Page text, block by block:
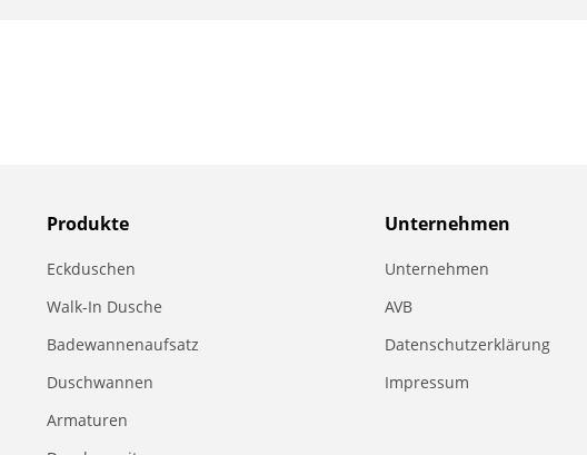
Produkte
Eckduschen
Walk-In Dusche
Badewannenaufsatz
Duschwannen
Armaturen
Unternehmen
Unternehmen
AVB
Datenschutzerklärung
Impressum